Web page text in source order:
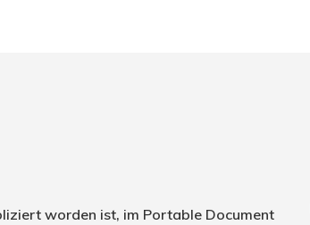
worden ist, im Portable Document